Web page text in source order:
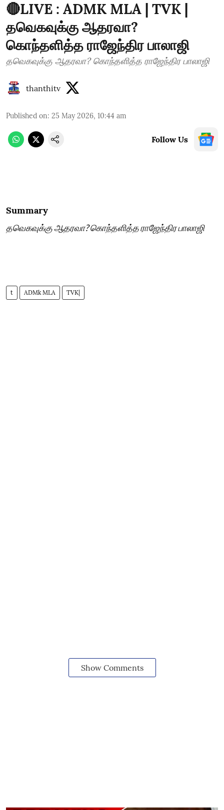
🔴LIVE : ADMK MLA | TVK |
தவெகவுக்கு ஆதரவா?
கொந்தளித்த ராஜேந்திர பாலாஜி
தவெகவுக்கு ஆதரவா? கொந்தளித்த ராஜேந்திர பாலாஜி
thanthitv
Published on: 25 May 2026, 10:44 am
Follow Us
Summary
தவெகவுக்கு ஆதரவா? கொந்தளித்த ராஜேந்திர பாலாஜி
t ADMk MLA TVK|
Show Comments